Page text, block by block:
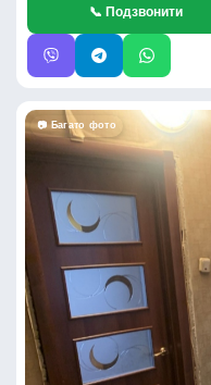
📞 Подзвонити
📷 Багато фото